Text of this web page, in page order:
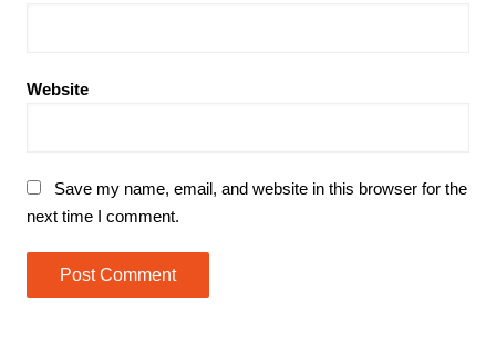
Website
Save my name, email, and website in this browser for the
next time I comment.